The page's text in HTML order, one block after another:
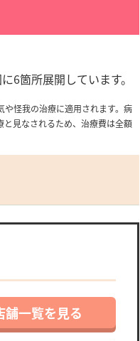
6箇所展開しています。
怪我の治療に適用されます。病
見なされるため、治療費は全額
舗一覧を見る